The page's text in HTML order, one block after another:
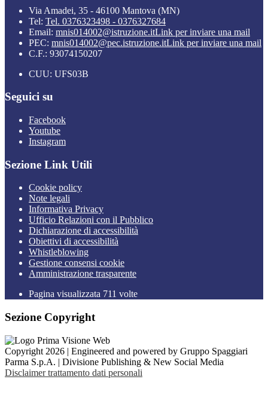
Via Amadei, 35 - 46100 Mantova (MN)
Tel: Tel. 0376323498 - 0376327684
Email: mnis014002@istruzione.itLink per inviare una mail
PEC: mnis014002@pec.istruzione.itLink per inviare una mail
C.F.: 93074150207
CUU: UFS03B
Seguici su
Facebook
Youtube
Instagram
Sezione Link Utili
Cookie policy
Note legali
Informativa Privacy
Ufficio Relazioni con il Pubblico
Dichiarazione di accessibilità
Obiettivi di accessibilità
Whistleblowing
Gestione consensi cookie
Amministrazione trasparente
Pagina visualizzata 711 volte
Sezione Copyright
Copyright 2026 | Engineered and powered by Gruppo Spaggiari
Parma S.p.A. | Divisione Publishing & New Social Media
Disclaimer trattamento dati personali